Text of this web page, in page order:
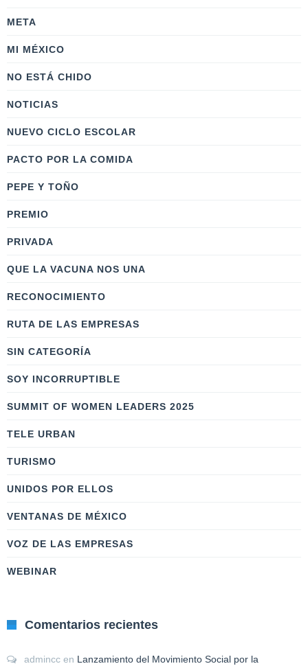
META
MI MÉXICO
NO ESTÁ CHIDO
NOTICIAS
NUEVO CICLO ESCOLAR
PACTO POR LA COMIDA
PEPE Y TOÑO
PREMIO
PRIVADA
QUE LA VACUNA NOS UNA
RECONOCIMIENTO
RUTA DE LAS EMPRESAS
SIN CATEGORÍA
SOY INCORRUPTIBLE
SUMMIT OF WOMEN LEADERS 2025
TELE URBAN
TURISMO
UNIDOS POR ELLOS
VENTANAS DE MÉXICO
VOZ DE LAS EMPRESAS
WEBINAR
Comentarios recientes
admincc en Lanzamiento del Movimiento Social por la